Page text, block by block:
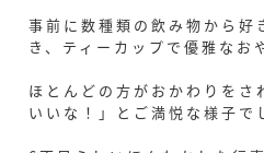
事前に数種類の飲み物から好
き、ティーカップで優雅なお
ほとんどの方がおかわりをさ
いいな！」とご満悦な様子で